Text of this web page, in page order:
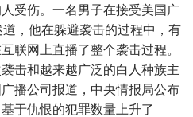
受伤。一名男子在接受美国广
，他在躲避袭击的过程中，有
联网上直播了整个袭击过程。
击和越来越广泛的白人种族主
播公司报道，中央情报局公布
于仇恨的犯罪数量上升了